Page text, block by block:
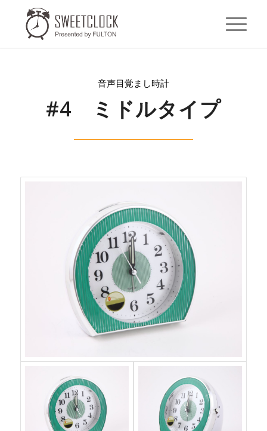
音声目覚まし時計
#4 ミドルタイプ